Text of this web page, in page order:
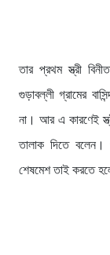
তার প্রথম স্ত্রী
গুড়াবল্লী গ্রামের
না। আর এ কারণেই
তালাক দিতে বলেন।
শেষমেশ তাই করতে